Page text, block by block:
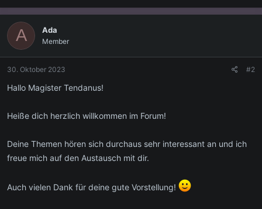
A Ada
Member
30. Oktober 2023 #2
Hallo Magister Tendanus!
Heiße dich herzlich willkommen im Forum!
Deine Themen hören sich durchaus sehr interessant an und ich
freue mich auf den Austausch mit dir.
Auch vielen Dank für deine gute Vorstellung!